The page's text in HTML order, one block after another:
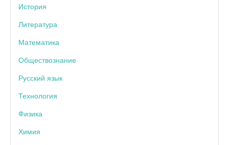
История
Литература
Математика
Обществознание
Русский язык
Технология
Физика
Химия